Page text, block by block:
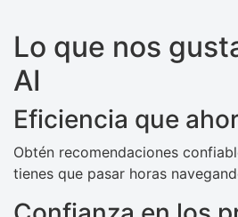
Lo que nos
AI
Eficiencia que
Obtén recomendaciones
tienes que pasar horas